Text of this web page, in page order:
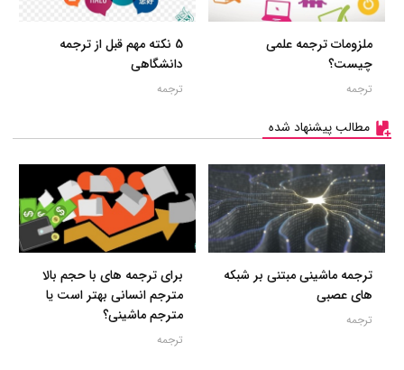
ملزومات ترجمه علمی
چیست؟
ترجمه
5 نکته مهم قبل از ترجمه
دانشگاهی
ترجمه
مطالب پیشنهاد شده
ترجمه ماشینی مبتنی بر شبکه
های عصبی
ترجمه
برای ترجمه های با حجم بالا
مترجم انسانی بهتر است یا
مترجم ماشینی؟
ترجمه